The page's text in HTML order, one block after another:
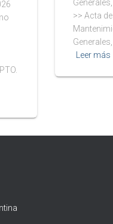
>> Acta
Leer más